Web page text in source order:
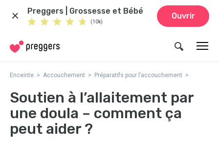
Preggers | Grossesse et Bébé
(10k)
Ouvrir
Enceinte Accouchement Préparatifs pour l’accouchement
Soutien à l’allaitement par
une doula – comment ça
peut aider ?